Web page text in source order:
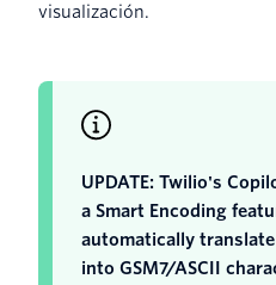
visualización.
UPDATE: Twilio's
a Smart Encoding
automatically
into GSM7/ASCII